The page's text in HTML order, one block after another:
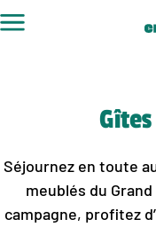
au
Séjournez en toute
meublés du
campagne, profitez